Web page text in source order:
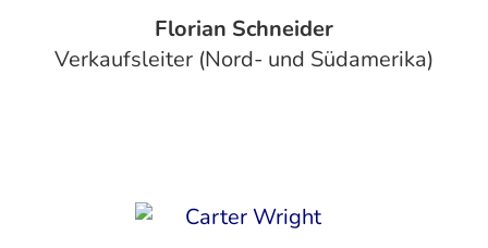
Florian Schneider
Verkaufsleiter (Nord- und Südamerika)